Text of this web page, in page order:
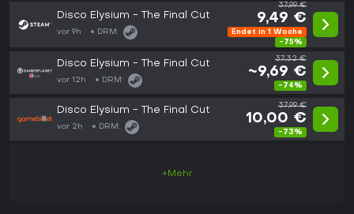
Disco Elysium - The Final Cut
vor 9h DRM:
37,99 €
9,49 €
Endet in 1 Woche
-75%
Disco Elysium - The Final Cut
vor 12h DRM:
37,32 €
~9,69 €
-74%
Disco Elysium - The Final Cut
vor 2h DRM:
37,99 €
10,00 €
-73%
+Mehr